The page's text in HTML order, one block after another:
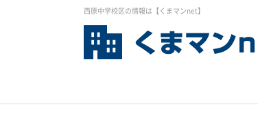
西原中学校区の情報は【くまマンnet】